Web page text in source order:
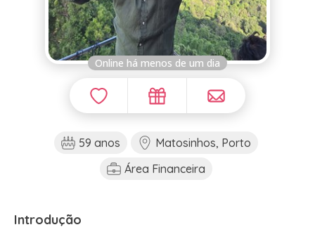
Online há menos de um dia
59 anos
Matosinhos, Porto
Área Financeira
Introdução